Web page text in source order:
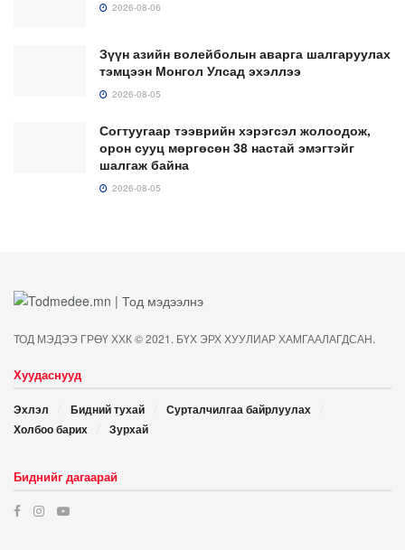
2026-08-06
Зүүн азийн волейболын аварга шалгаруулах
тэмцээн Монгол Улсад эхэллээ
2026-08-05
Согтуугаар тээврийн хэрэгсэл жолоодож,
орон сууц мөргөсөн 38 настай эмэгтэйг
шалгаж байна
2026-08-05
ТОД МЭДЭЭ ГРӨҮ ХХК © 2021. БҮХ ЭРХ ХУУЛИАР ХАМГААЛАГДСАН.
Хуудаснууд
Эхлэл Бидний тухай
Сурталчилгаа байрлуулах
Холбоо барих
Зурхай
Биднийг дагаарай